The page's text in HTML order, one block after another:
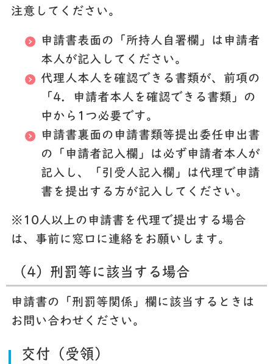
注意してください。
申請書表面の「所持人自署欄」は申請者
本人が記入してください。
代理人本人を確認できる書類が、前項の
「4．申請者本人を確認できる書類」の
中から1つ必要です。
申請書裏面の申請書類等提出委任申出書
の「申請者記入欄」は必ず申請者本人が
記入し、「引受人記入欄」は代理で申請
書を提出する方が記入してください。
※10人以上の申請書を代理で提出する場合
は、事前に窓口に連絡をお願いします。
（4）刑罰等に該当する場合
申請書の「刑罰等関係」欄に該当するときは
お問い合わせください。
交付（受領）